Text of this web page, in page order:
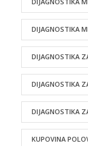
DIJAGNOSTIKA
DIJAGNOSTIKA
DIJAGNOSTIKA
DIJAGNOSTIKA
KUPOVINA